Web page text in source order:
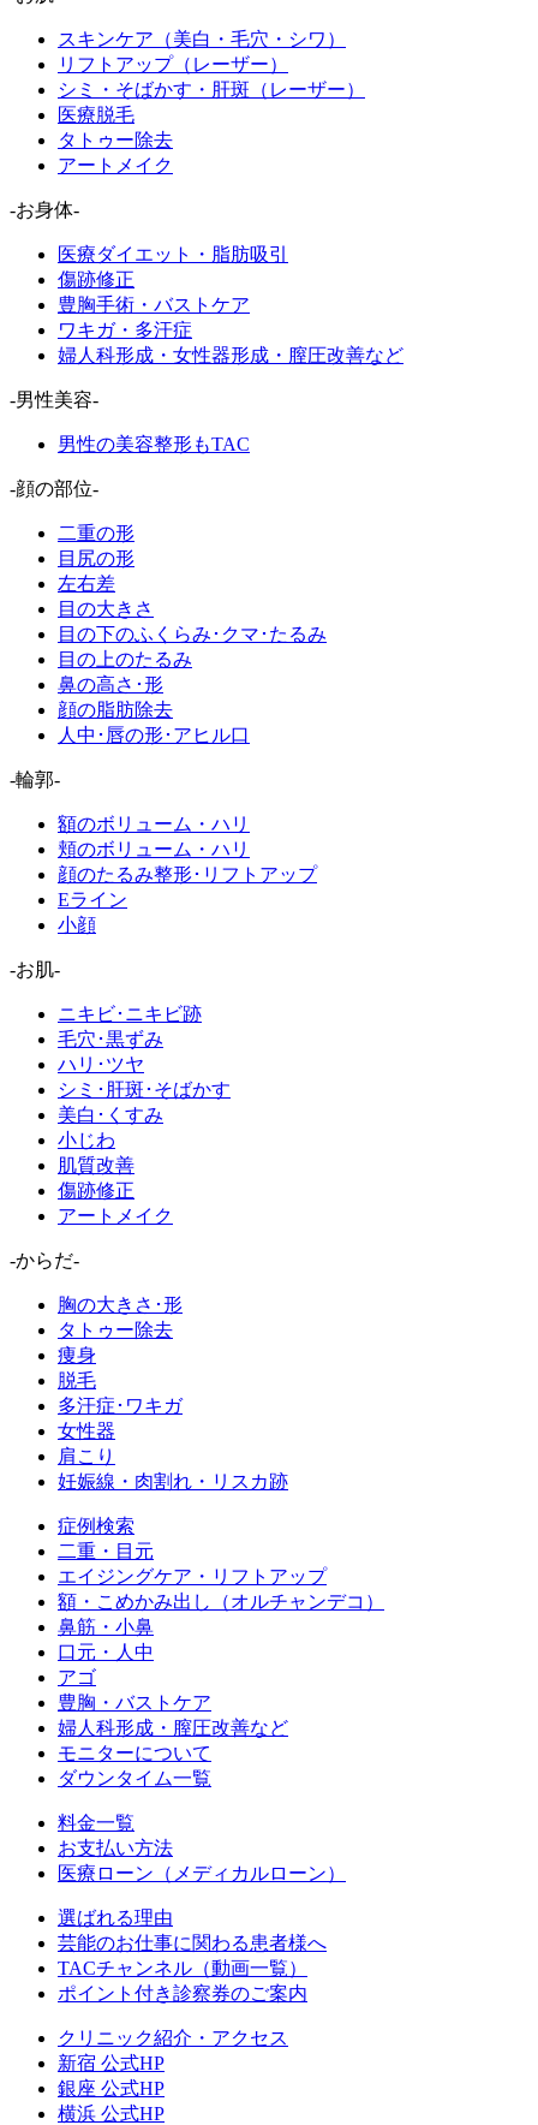
スキンケア（美白・毛穴・シワ）
リフトアップ（レーザー）
シミ・そばかす・肝斑（レーザー）
医療脱毛
タトゥー除去
アートメイク
-お身体-
医療ダイエット・脂肪吸引
傷跡修正
豊胸手術・バストケア
ワキガ・多汗症
婦人科形成・女性器形成・膣圧改善など
-男性美容-
男性の美容整形もTAC
-顔の部位-
二重の形
目尻の形
左右差
目の大きさ
目の下のふくらみ･クマ･たるみ
目の上のたるみ
鼻の高さ･形
顔の脂肪除去
人中･唇の形･アヒル口
-輪郭-
額のボリューム・ハリ
頬のボリューム・ハリ
顔のたるみ整形･リフトアップ
Eライン
小顔
-お肌-
ニキビ･ニキビ跡
毛穴･黒ずみ
ハリ･ツヤ
シミ･肝斑･そばかす
美白･くすみ
小じわ
肌質改善
傷跡修正
アートメイク
-からだ-
胸の大きさ･形
タトゥー除去
痩身
脱毛
多汗症･ワキガ
女性器
肩こり
妊娠線・肉割れ・リスカ跡
症例検索
二重・目元
エイジングケア・リフトアップ
額・こめかみ出し（オルチャンデコ）
鼻筋・小鼻
口元・人中
アゴ
豊胸・バストケア
婦人科形成・膣圧改善など
モニターについて
ダウンタイム一覧
料金一覧
お支払い方法
医療ローン（メディカルローン）
選ばれる理由
芸能のお仕事に関わる患者様へ
TACチャンネル（動画一覧）
ポイント付き診察券のご案内
クリニック紹介・アクセス
新宿 公式HP
銀座 公式HP
横浜 公式HP